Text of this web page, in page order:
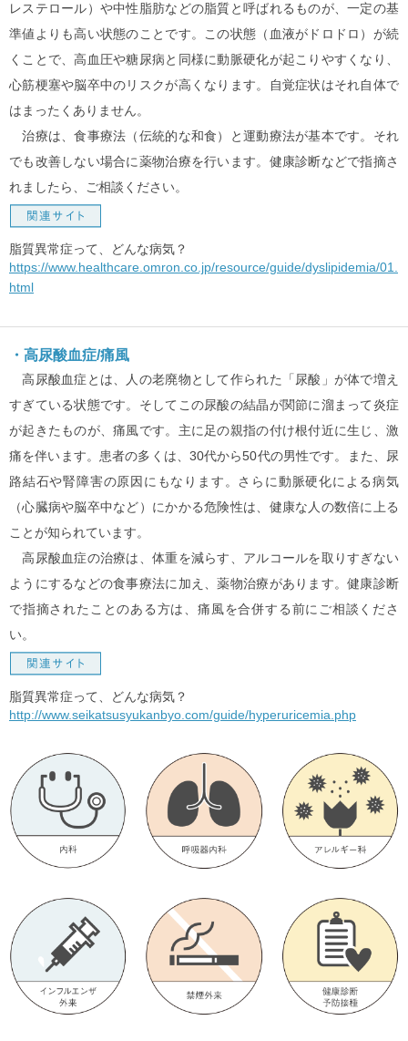
レステロール）や中性脂肪などの脂質と呼ばれるものが、一定の基
準値よりも高い状態のことです。この状態（血液がドロドロ）が続
くことで、高血圧や糖尿病と同様に動脈硬化が起こりやすくなり、
心筋梗塞や脳卒中のリスクが高くなります。自覚症状はそれ自体で
はまったくありません。
治療は、食事療法（伝統的な和食）と運動療法が基本です。それ
でも改善しない場合に薬物治療を行います。健康診断などで指摘さ
れましたら、ご相談ください。
脂質異常症って、どんな病気？
https://www.healthcare.omron.co.jp/resource/guide/dyslipidemia/01.
html
・高尿酸血症/痛風
高尿酸血症とは、人の老廃物として作られた「尿酸」が体で増え
すぎている状態です。そしてこの尿酸の結晶が関節に溜まって炎症
が起きたものが、痛風です。主に足の親指の付け根付近に生じ、激
痛を伴います。患者の多くは、30代から50代の男性です。また、尿
路結石や腎障害の原因にもなります。さらに動脈硬化による病気
（心臓病や脳卒中など）にかかる危険性は、健康な人の数倍に上る
ことが知られています。
高尿酸血症の治療は、体重を減らす、アルコールを取りすぎない
ようにするなどの食事療法に加え、薬物治療があります。健康診断
で指摘されたことのある方は、痛風を合併する前にご相談くださ
い。
脂質異常症って、どんな病気？
http://www.seikatsusyukanbyo.com/guide/hyperuricemia.php